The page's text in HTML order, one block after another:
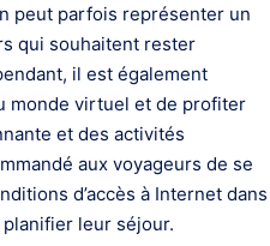
peut parfois représenter un
qui souhaitent rester
il est également
monde virtuel et de profiter
et des activités
aux voyageurs de se
d’accès à Internet dans
leur séjour.